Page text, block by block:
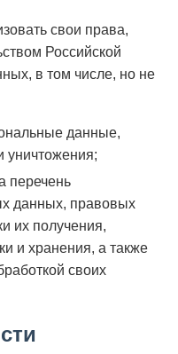
свои права,
Российской
в том числе, но не
данные,
уничтожения;
перечень
данных, правовых
их получения,
и хранения, а также
своих